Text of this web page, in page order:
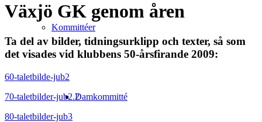
Kommittéer
Damkommitté
Växjö GK genom åren
Ta del av bilder, tidningsurklipp och texter, så som
det visades vid klubbens 50-årsfirande 2009:
60-taletbilde-jub2
70-taletbilder-jub2.2
80-taletbilder-jub3